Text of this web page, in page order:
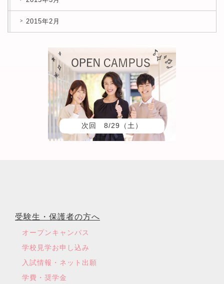
2015年2月
次回 8/29（土）
受験生・保護者の方へ
オープンキャンパス
学校見学お申し込み
入試情報・ネット出願
学費・奨学金